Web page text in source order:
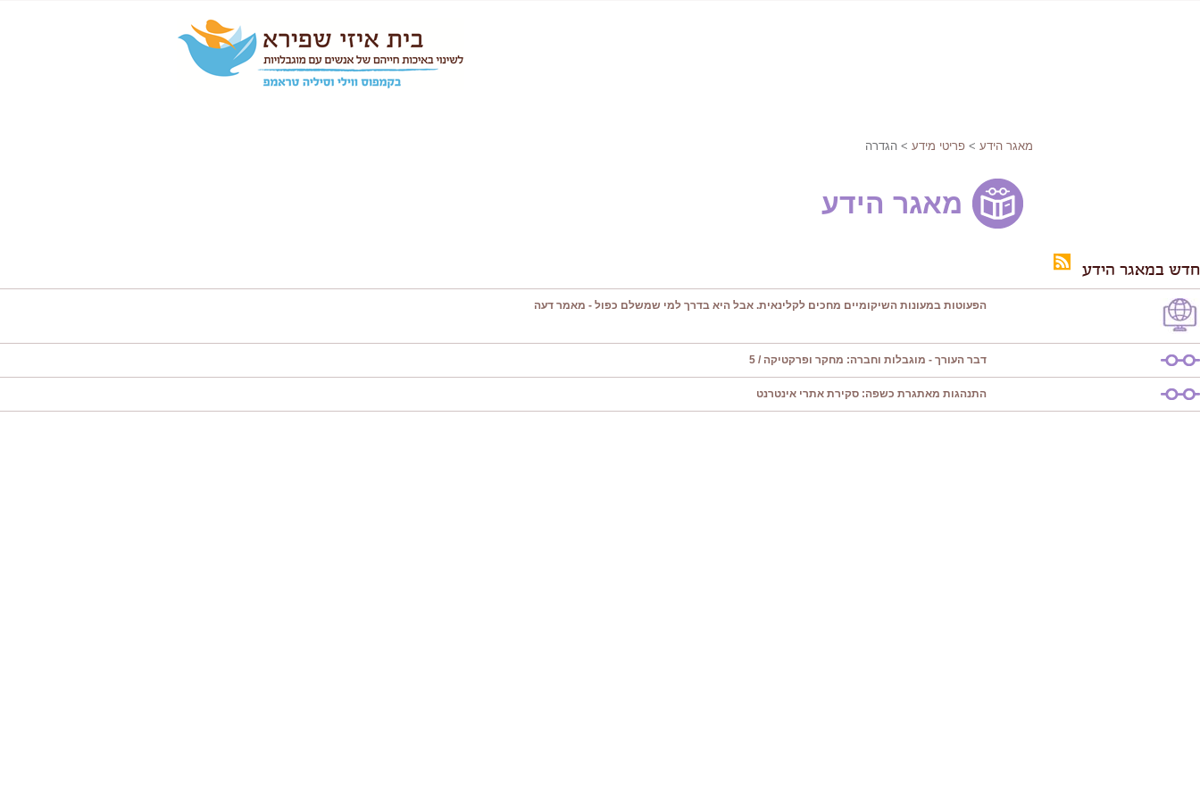
מאגר הידע > פריטי מידע > הגדרה
מאגר הידע
חדש במאגר הידע
הפעוטות במעונות השיקומיים מחכים לקלינאית. אבל היא בדרך למי שמשלם כפול - מאמר דעה
דבר העורך - מוגבלות וחברה: מחקר ופרקטיקה / 5
התנהגות מאתגרת כשפה: סקירת אתרי אינטרנט